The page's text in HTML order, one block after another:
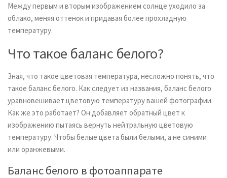
Между первым и вторым изображением солнце уходило за
облако, меняя оттенок и придавая более прохладную
температуру.
Что такое баланс белого?
Зная, что такое цветовая температура, несложно понять, что
такое баланс белого. Как следует из названия, баланс белого
уравновешивает цветовую температуру вашей фотографии.
Как же это работает? Он добавляет обратный цвет к
изображению пытаясь вернуть нейтральную цветовую
температуру. Чтобы белые цвета были белыми, а не синими
или оранжевыми.
Баланс белого в фотоаппарате